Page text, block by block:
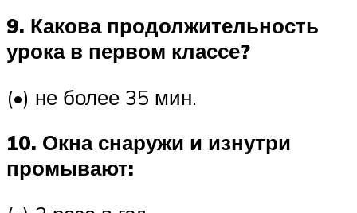
9. Какова продолжительность
урока в первом классе?
(•) не более 35 мин.
10. Окна снаружи и изнутри
промывают: